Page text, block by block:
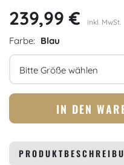
239,99 € inkl. MwSt.
Farbe: Blau
Größe
IN DEN